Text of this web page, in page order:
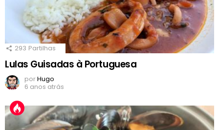
293 Partilhas
Lulas Guisadas à Portuguesa
porHugo
6 anos atrás